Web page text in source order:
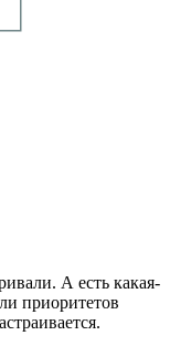
А есть какая-
приоритетов